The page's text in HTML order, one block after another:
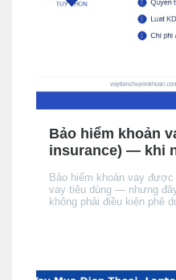
Bảo hiểm khoản
insurance) — khi
Bảo hiểm khoản vay
vay tiêu dùng — nhưng
không phải điều kiện phê